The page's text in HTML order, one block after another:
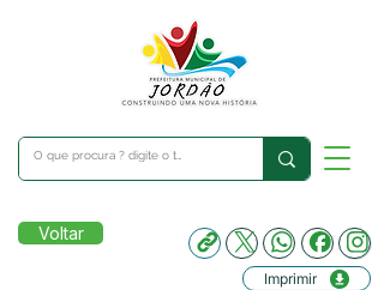
Voltar
Imprimir